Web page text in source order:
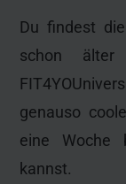
Du findest
schon
genauso
eine Woche
kannst.